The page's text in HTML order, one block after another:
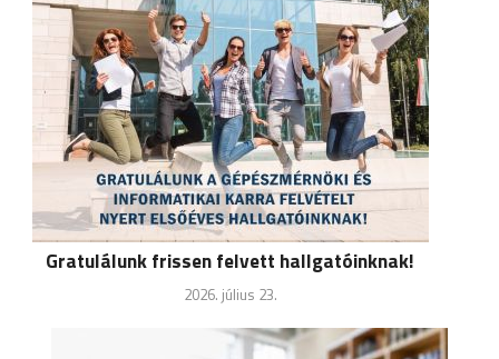
Gratulálunk frissen felvett hallgatóinknak!
2026. július 23.